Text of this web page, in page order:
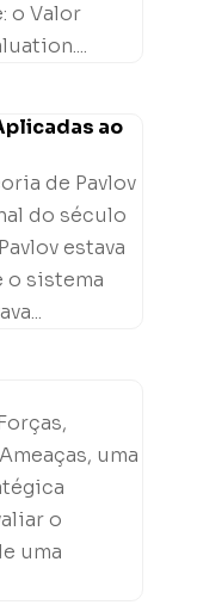
o Valor
ao
de Pavlov
do século
estava
o sistema
uma
o
uma